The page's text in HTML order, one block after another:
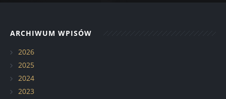
Renowacja felg
Elementy z włókna węglowego
Realizacje
ARCHIWUM WPISÓW
2026
2025
2024
2023